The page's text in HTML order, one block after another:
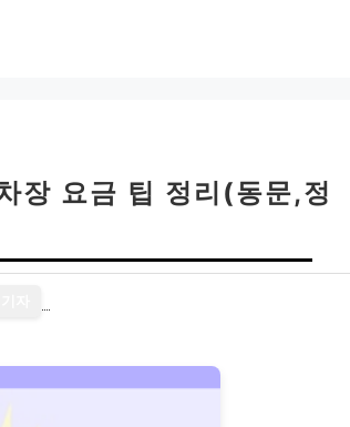
장 요금 팁 정리(동문,정